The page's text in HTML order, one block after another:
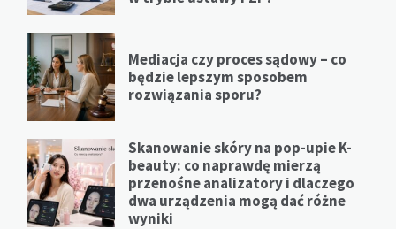
Mediacja czy proces sądowy – co
będzie lepszym sposobem
rozwiązania sporu?
Skanowanie skóry na pop-upie K-
beauty: co naprawdę mierzą
przenośne analizatory i dlaczego
dwa urządzenia mogą dać różne
wyniki